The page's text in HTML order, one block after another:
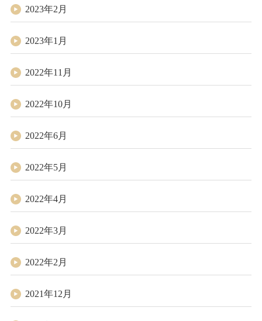
2023年2月
2023年1月
2022年11月
2022年10月
2022年6月
2022年5月
2022年4月
2022年3月
2022年2月
2021年12月